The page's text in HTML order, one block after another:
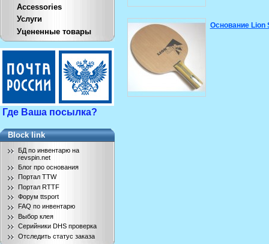
Accessories
Услуги
Уцененные товары
Где Ваша посылка?
Block link
БД по инвентарю на
revspin.net
Блог про основания
Портал TTW
Портал RTTF
Форум ttsport
FAQ по инвентарю
Выбор клея
Серийники DHS проверка
Отследить статус заказа
Основание Lion